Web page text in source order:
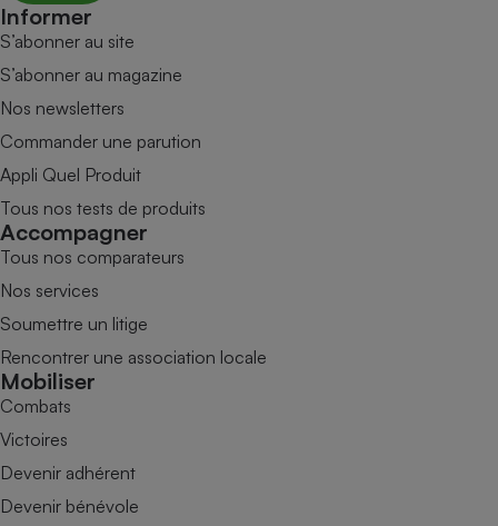
Informer
S’abonner au site
S’abonner au magazine
Nos newsletters
Commander une parution
Appli Quel Produit
Tous nos tests de produits
Accompagner
Tous nos comparateurs
Nos services
Soumettre un litige
Rencontrer une association locale
Mobiliser
Combats
Victoires
Devenir adhérent
Devenir bénévole